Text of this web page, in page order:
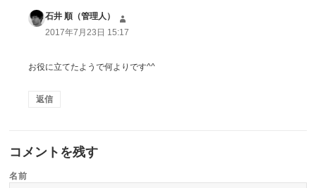
石井 順（管理人）
り:
2017年7月23日 15:17
お役に立てたようで何よりです^^
返信
コメントを残す
名前